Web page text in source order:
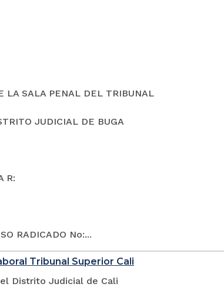
LA SALA PENAL DEL TRIBUNAL
JUDICIAL DE BUGA
R:
RADICADO No:...
Tribunal Superior Cali
Distrito Judicial de Cali